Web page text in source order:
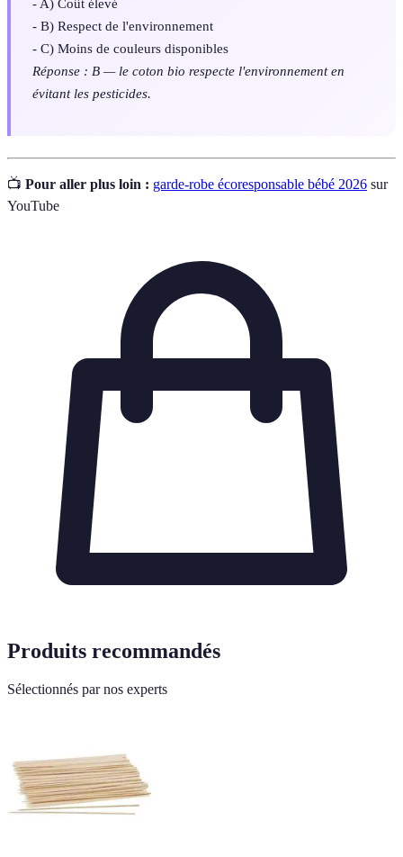
- A) Coût élevé
- B) Respect de l'environnement
- C) Moins de couleurs disponibles
Réponse : B — le coton bio respecte l'environnement en
évitant les pesticides.
📺 Pour aller plus loin : garde-robe écoresponsable bébé 2026 sur
YouTube
Produits recommandés
Sélectionnés par nos experts